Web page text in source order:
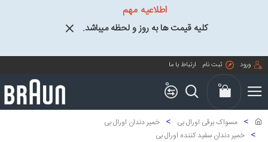
اطلاعیه مهم
کلیه قیمت ها به روز و لحظه میباشد.
ورود ثبت نام ارتباط با ما
0 0
مسواک برقی اورال بی
خمیر دندان اورال بی
خمیر دندان سفید کننده اورال بی